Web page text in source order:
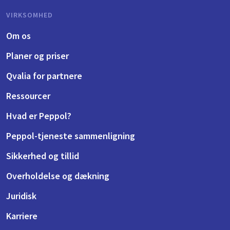
VIRKSOMHED
Om os
Planer og priser
Qvalia for partnere
Ressourcer
Hvad er Peppol?
Peppol-tjeneste sammenligning
Sikkerhed og tillid
Overholdelse og dækning
Juridisk
Karriere